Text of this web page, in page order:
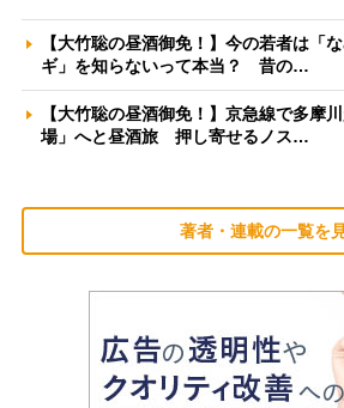
【大竹聡の昼酒御免！】今の若者は「
ギ」を知らないって本当？ 昔の…
【大竹聡の昼酒御免！】京急線で多摩
場」へと昼酒旅 押し寄せるノス…
著者・連載の一覧を